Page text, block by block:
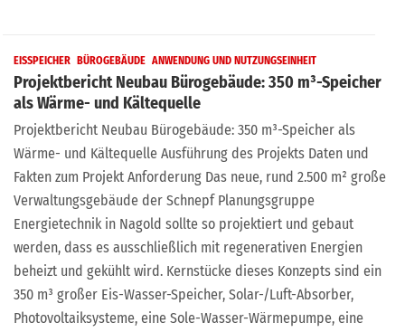
EISSPEICHER BÜROGEBÄUDE ANWENDUNG UND NUTZUNGSEINHEIT
Projektbericht Neubau Bürogebäude: 350 m³-Speicher
als Wärme- und Kältequelle
Projektbericht Neubau Bürogebäude: 350 m³-Speicher als
Wärme- und Kältequelle Ausführung des Projekts Daten und
Fakten zum Projekt Anforderung Das neue, rund 2.500 m² große
Verwaltungsgebäude der Schnepf Planungsgruppe
Energietechnik in Nagold sollte so projektiert und gebaut
werden, dass es ausschließlich mit regenerativen Energien
beheizt und gekühlt wird. Kernstücke dieses Konzepts sind ein
350 m³ großer Eis-Wasser-Speicher, Solar-/Luft-Absorber,
Photovoltaiksysteme, eine Sole-Wasser-Wärmepumpe, eine